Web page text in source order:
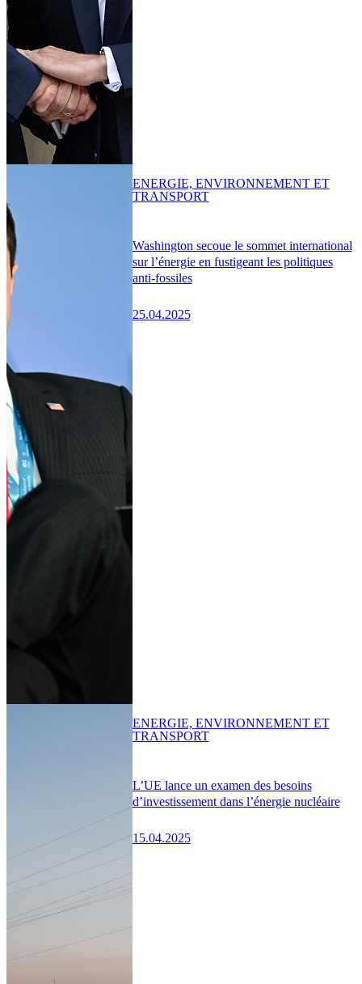
Washington secoue le sommet international
sur l’énergie en fustigeant les politiques
anti-fossiles
25.04.2025
ENERGIE, ENVIRONNEMENT ET
TRANSPORT
L’UE lance un examen des besoins
d’investissement dans l’énergie nucléaire
15.04.2025
ENERGIE, ENVIRONNEMENT ET
TRANSPORT